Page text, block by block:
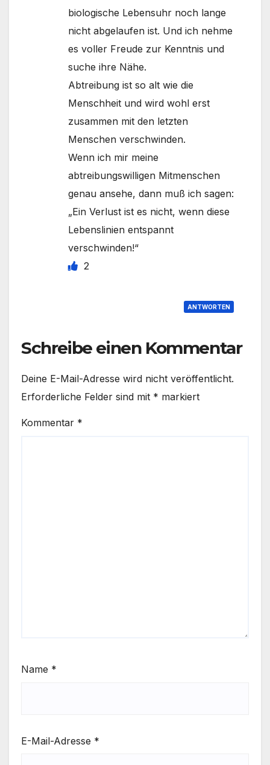
biologische Lebensuhr noch lange
nicht abgelaufen ist. Und ich nehme
es voller Freude zur Kenntnis und
suche ihre Nähe.
Abtreibung ist so alt wie die
Menschheit und wird wohl erst
zusammen mit den letzten
Menschen verschwinden.
Wenn ich mir meine
abtreibungswilligen Mitmenschen
genau ansehe, dann muß ich sagen:
„Ein Verlust ist es nicht, wenn diese
Lebenslinien entspannt
verschwinden!“
2
ANTWORTEN
Schreibe einen Kommentar
Deine E-Mail-Adresse wird nicht veröffentlicht.
Erforderliche Felder sind mit * markiert
Kommentar *
Name *
E-Mail-Adresse *